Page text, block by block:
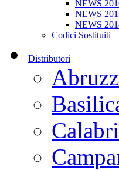
NEWS
NEWS
NEWS
Codici Sostituiti
Distributori